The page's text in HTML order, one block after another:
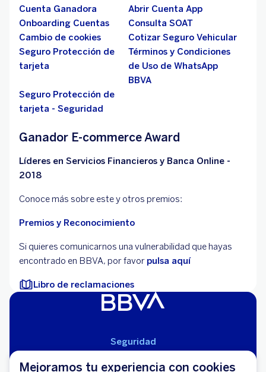
Mejoramos tu experiencia con cookies
Cuenta Ganadora
Abrir Cuenta App
Onboarding Cuentas
Consulta SOAT
Cambio de cookies
Cotizar Seguro Vehicular
Seguro Protección de
tarjeta
Términos y Condiciones
de Uso de WhatsApp
BBVA
Seguro Protección de
tarjeta - Seguridad
Ganador E-commerce Award
Líderes en Servicios Financieros y Banca Online -
2018
Conoce más sobre este y otros premios:
Premios y Reconocimiento
Si quieres comunicarnos una vulnerabilidad que hayas
encontrado en BBVA, por favor pulsa aquí
Libro de reclamaciones
Seguridad